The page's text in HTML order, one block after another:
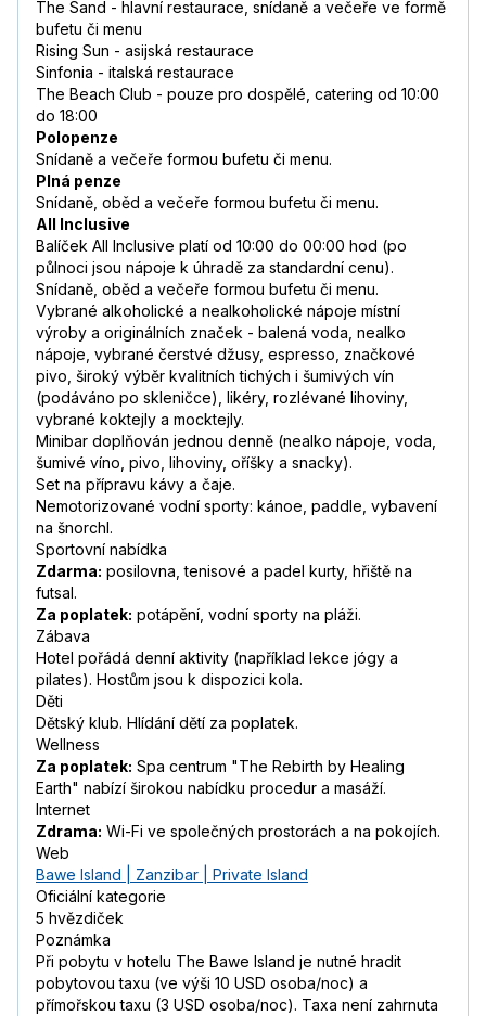
The Sand - hlavní restaurace, snídaně a večeře ve formě
bufetu či menu
Rising Sun - asijská restaurace
Sinfonia - italská restaurace
The Beach Club - pouze pro dospělé, catering od 10:00
do 18:00
Polopenze
Snídaně a večeře formou bufetu či menu.
Plná penze
Snídaně, oběd a večeře formou bufetu či menu.
All Inclusive
Balíček All Inclusive platí od 10:00 do 00:00 hod (po
půlnoci jsou nápoje k úhradě za standardní cenu).
Snídaně, oběd a večeře formou bufetu či menu.
Vybrané alkoholické a nealkoholické nápoje místní
výroby a originálních značek - balená voda, nealko
nápoje, vybrané čerstvé džusy, espresso, značkové
pivo, široký výběr kvalitních tichých i šumivých vín
(podáváno po skleničce), likéry, rozlévané lihoviny,
vybrané koktejly a mocktejly.
Minibar doplňován jednou denně (nealko nápoje, voda,
šumivé víno, pivo, lihoviny, oříšky a snacky).
Set na přípravu kávy a čaje.
Nemotorizované vodní sporty: kánoe, paddle, vybavení
na šnorchl.
Sportovní nabídka
Zdarma: posilovna, tenisové a padel kurty, hřiště na
futsal.
Za poplatek: potápění, vodní sporty na pláži.
Zábava
Hotel pořádá denní aktivity (například lekce jógy a
pilates). Hostům jsou k dispozici kola.
Děti
Dětský klub. Hlídání dětí za poplatek.
Wellness
Za poplatek: Spa centrum "The Rebirth by Healing
Earth" nabízí širokou nabídku procedur a masáží.
Internet
Zdrama: Wi-Fi ve společných prostorách a na pokojích.
Web
Bawe Island | Zanzibar | Private Island
Oficiální kategorie
5 hvězdiček
Poznámka
Při pobytu v hotelu The Bawe Island je nutné hradit
pobytovou taxu (ve výši 10 USD osoba/noc) a
přímořskou taxu (3 USD osoba/noc). Taxa není zahrnuta